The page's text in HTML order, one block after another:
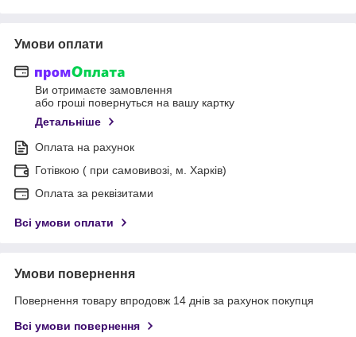
Умови оплати
Ви отримаєте замовлення
або гроші повернуться на вашу картку
Детальніше
Оплата на рахунок
Готівкою ( при самовивозі, м. Харків)
Оплата за реквізитами
Всі умови оплати
Умови повернення
Повернення товару впродовж 14 днів за рахунок покупця
Всі умови повернення